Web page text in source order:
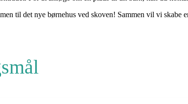
til det nye børnehus ved skoven! Sammen vil vi